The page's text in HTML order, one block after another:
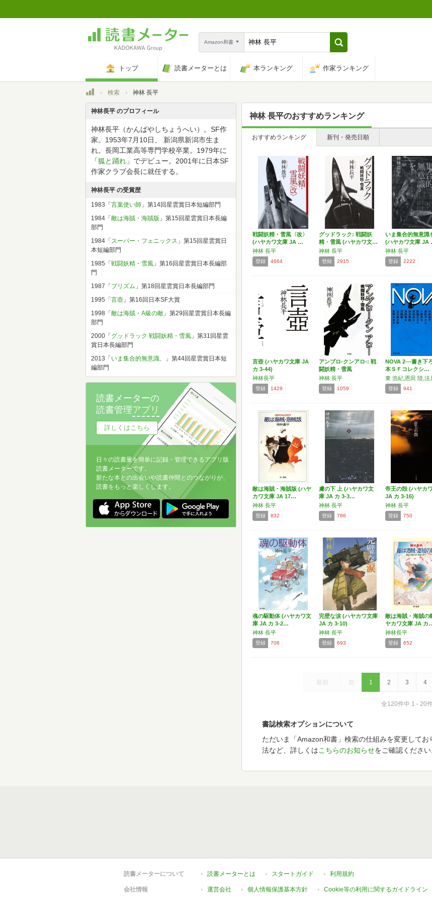
Amazon和書
トップ 読書メーターとは 本ランキング 作家ランキング
トップ検索 神林 長平
神林 長平のおすすめランキング
おすすめランキング 新刊・発売日順
戦闘妖精・雪風〈改〉
(ハヤカワ文庫 JA …
神林 長平
登録 4664
グッドラック: 戦闘妖
精・雪風 (ハヤカワ文…
神林 長平
登録 2915
いま集合的無意識
(ハヤカワ文庫 JA
神林 長平
登録 2222
言壺 (ハヤカワ文庫 JA
カ 3-44)
神林長平
登録 1429
アンブロ-クンアロ-: 戦
闘妖精・雪風
神林 長平
登録 1059
NOVA 2---書き下
本ＳＦコレクシ…
登録 941
敵は海賊・海賊版 (ハヤ
カワ文庫 JA 17…
神林 長平
登録 832
膚の下 上 (ハヤカワ文
庫 JA カ 3-3…
神林 長平
登録 786
帝王の殻 (ハヤカ
JA カ 3-16)
神林 長平
登録 750
魂の駆動体 (ハヤカワ文
庫 JA カ 3-2…
神林 長平
登録 708
完壁な涙 (ハヤカワ文庫
JA カ 3-10)
神林 長平
登録 693
敵は海賊・海賊の
ヤカワ文庫 JA カ
神林長平
登録 652
最初 前 1 2 3 4
全120件中 1 - 20
書誌検索オプションについて
ただいま「Amazon和書」検索の仕組みを変更して
法など、詳しくはこちらのお知らせをご確認ください
神林長平 のプロフィール
神林長平（かんばやしちょうへい）。SF作
家。1953年7月10日、 新潟県新潟市生ま
れ。長岡工業高等専門学校卒業。1979年に
「狐と踊れ 」でデビュー。2001年に日本SF
作家クラブ会長に就任する。
神林長平 の受賞歴
1983「 言葉使い師 」第14回星雲賞日本短編部門
1984「 敵は海賊・海賊版 」第15回星雲賞日本長編
部門
1984「 スーパー・フェニックス 」第15回星雲賞日
本短編部門
1985「 戦闘妖精・雪風 」第16回星雲賞日本長編部
門
1987「 プリズム 」第18回星雲賞日本長編部門
1995「 言壺 」第16回日本SF大賞
1998「 敵は海賊・A級の敵 」第29回星雲賞日本長編
部門
2000「 グッドラック 戦闘妖精・雪風 」第31回星雲
賞日本長編部門
2013「 いま集合的無意識、
」第44回星雲賞日本短
編部門
読書メーターの
読書管理アプリ
詳しくはこちら
日々の読書量を簡単に記録・管理できるアプリ版
読書メーターです。
新たな本との出会いや読書仲間とのつながりが、
読書をもっと楽しくします。
読書メーターについて 読書メーターとは スタートガイド 利用規約
会社情報 運営会社 個人情報保護基本方針 Cookie等の利用に関するガイドライン